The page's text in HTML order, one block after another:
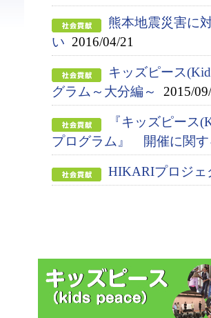
熊本地震災害に
い 2016/04/21
キッズピース
グラム～大分編～
2015/
『キッズピー
プログラム』 開催に関す
HIKARIプロジェ